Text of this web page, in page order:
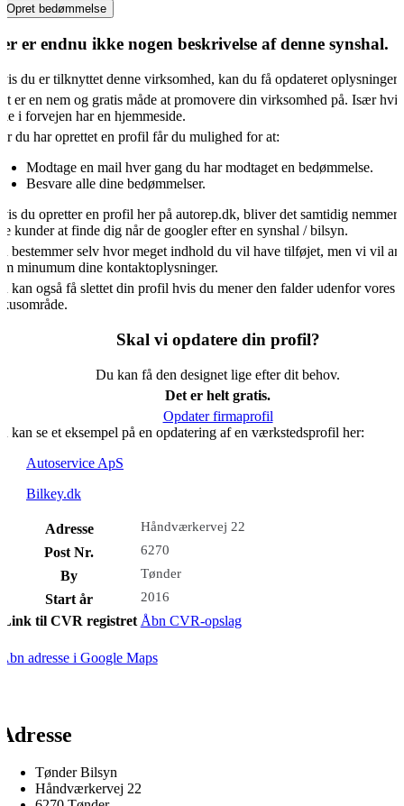
Opret bedømmelse
er endnu ikke nogen beskrivelse af denne synshal.
du er tilknyttet denne virksomhed, kan du få opdateret
er en nem og gratis måde at promovere din virksomhed på. Især
i forvejen har en hjemmeside.
du har oprettet en profil får du mulighed for at:
Modtage en mail hver gang du har modtaget en bedømmelse.
Besvare alle dine bedømmelser.
du opretter en profil her på autorep.dk, bliver det samtidig
kunder at finde dig når de googler efter en synshal / bilsyn.
bestemmer selv hvor meget indhold du vil have tilføjet, men vi vil
minumum dine kontaktoplysninger.
kan også få slettet din profil hvis du mener den falder udenfor vores
Skal vi opdatere din profil?
Du kan få den designet lige efter dit behov.
Det er helt gratis.
Opdater firmaprofil
kan se et eksempel på en opdatering af en værkstedsprofil her:
Autoservice ApS
Bilkey.dk
Adresse Håndværkervej 22
Post Nr. 6270
By Tønder
Start år 2016
Link til CVR registret Åbn CVR-opslag
adresse i Google Maps
Tønder Bilsyn
Håndværkervej 22